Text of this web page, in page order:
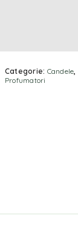
Categorie: Candele,
Profumatori